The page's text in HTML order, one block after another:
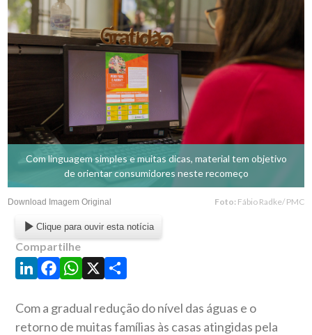
Com linguagem simples e muitas dicas, material tem objetivo
de orientar consumidores neste recomeço
Download Imagem Original Foto: Fábio Radke/ PMC
Clique para ouvir esta notícia
Compartilhe
LinkedIn
Facebook
WhatsApp
X Share
Com a gradual redução do nível das águas e o
retorno de muitas famílias às casas atingidas pela